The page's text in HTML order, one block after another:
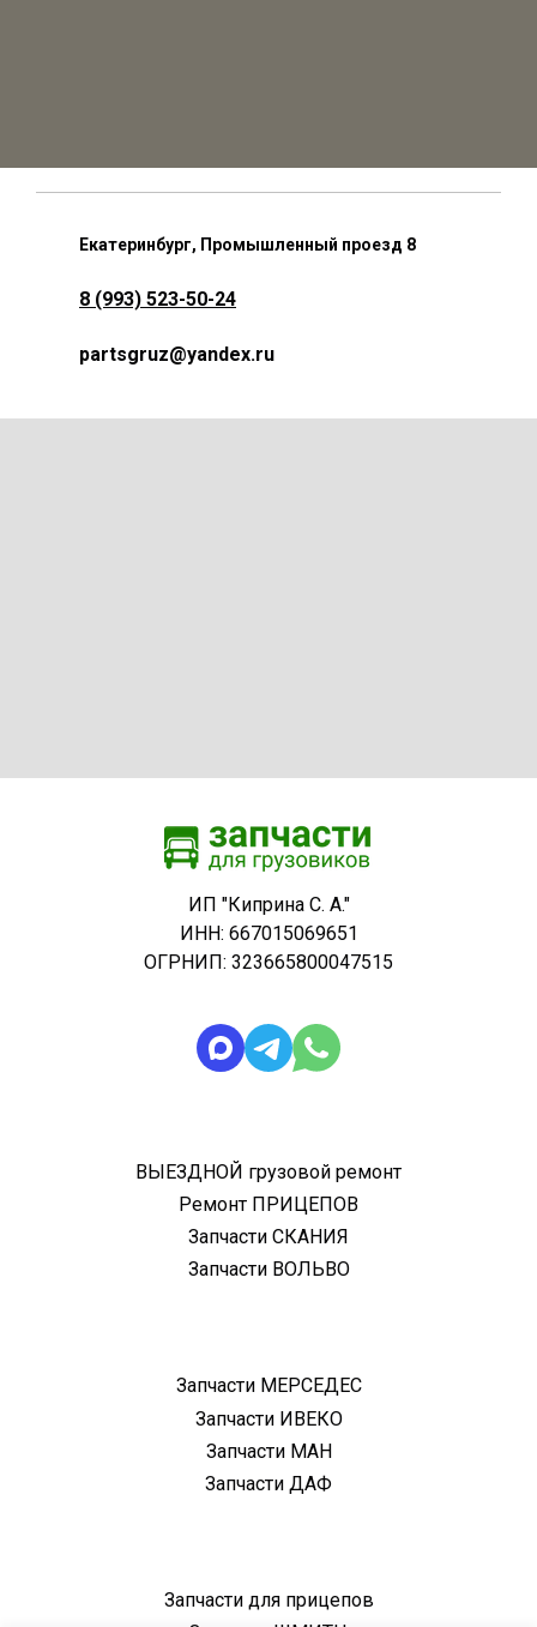
Екатеринбург, Промышленный проезд 8
8 (993) 523-50-24
partsgruz@yandex.ru
ИП "Киприна С. А."
ИНН: 667015069651
ОГРНИП: 323665800047515
ВЫЕЗДНОЙ грузовой ремонт
Ремонт ПРИЦЕПОВ
Запчасти СКАНИЯ
Запчасти ВОЛЬВО
Запчасти МЕРСЕДЕС
Запчасти ИВЕКО
Запчасти МАН
Запчасти ДАФ
Запчасти для прицепов